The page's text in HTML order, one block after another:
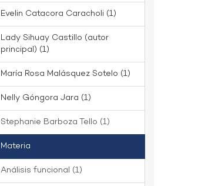
Evelin Catacora Caracholi (1)
Lady Sihuay Castillo (autor
principal) (1)
María Rosa Malásquez Sotelo (1)
Nelly Góngora Jara (1)
Stephanie Barboza Tello (1)
Materia
Análisis funcional (1)